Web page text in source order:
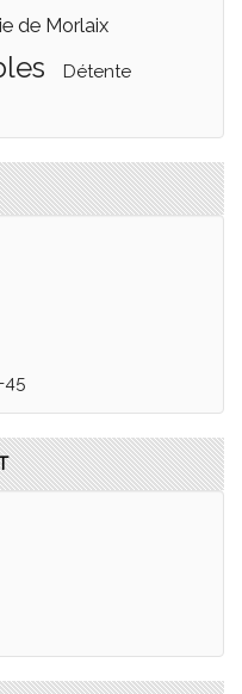
de Morlaix
détente
45